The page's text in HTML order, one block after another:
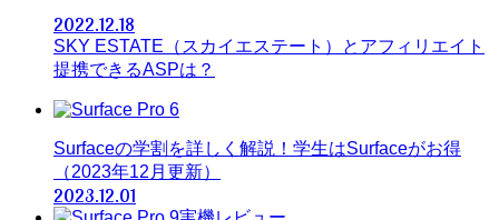
2022.12.18
SKY ESTATE（スカイエステート）とアフィリエイト
提携できるASPは？
Surfaceの学割を詳しく解説！学生はSurfaceがお得
（2023年12月更新）
2023.12.01